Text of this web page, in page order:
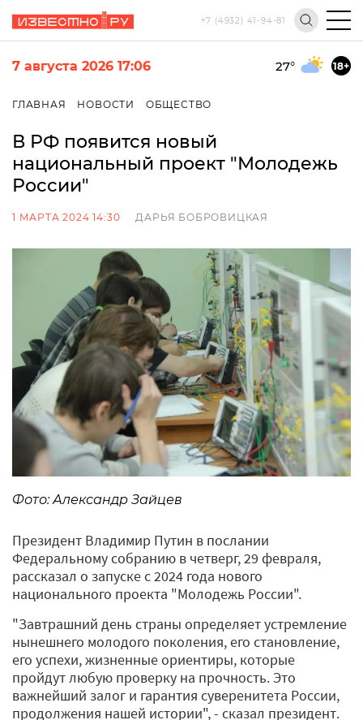
+7 (4932) 41-94-81
7 августа 2026 17:06 27° 18+
ГЛАВНАЯ НОВОСТИ ОБЩЕСТВО
В РФ появится новый
национальный проект "Молодежь
России"
1 МАРТА 2024 14:30 ДАРЬЯ БОБРОВИЦКАЯ
Фото: Александр Зайцев
Президент Владимир Путин в послании
Федеральному собранию в четверг, 29 февраля,
рассказал о запуске с 2024 года нового
национального проекта "Молодежь России".
"Завтрашний день страны определяет устремление
нынешнего молодого поколения, его становление,
его успехи, жизненные ориентиры, которые
пройдут любую проверку на прочность. Это
важнейший залог и гарантия суверенитета России,
продолжения нашей истории", - сказал президент.